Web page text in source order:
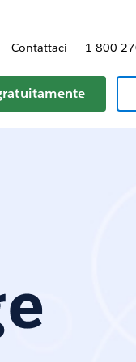
Contattaci 1-800-